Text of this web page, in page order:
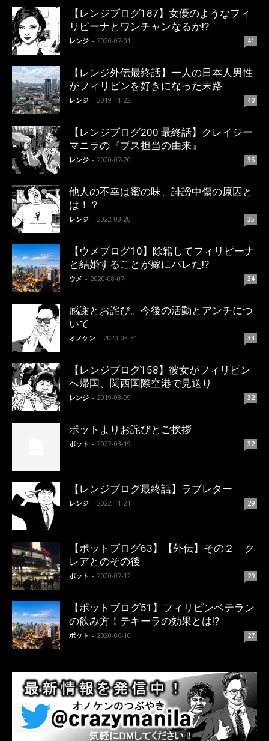
【レンジブログ187】女優のようなフィ
リピーナとワンチャンなるか!?
レンジ - 2020-07-01 41
【レンジ外伝最終話】一人の日本人男性
がフィリピンを好きになった末路
レンジ - 2019-11-22 40
【レンジブログ200 最終話】クレイジー
マニラの『ブス担当の由来』
レンジ - 2020-07-20 36
他人の不幸は蜜の味、誹謗中傷の原因と
は！？
レンジ - 2022-03-20 35
【ウメブログ10】除籍してフィリピーナ
と結婚することが嫁にバレた!?
ウメ - 2020-08-07 34
感謝とお詫び。今後の活動とアンチにつ
いて
オノケン - 2020-03-31 34
【レンジブログ158】彼女がフィリピン
へ帰国、関西国際空港で見送り
レンジ - 2019-08-09 32
ポットよりお詫びとご挨拶
ポット - 2022-03-19 32
【レンジブログ最終話】ラブレター
レンジ - 2022-11-21 29
【ポットブログ63】【外伝】その２ ク
レアとのその後
ポット - 2020-07-12 29
【ポットブログ51】フィリピンベテラン
の飲み方！テキーラの効果とは!?
ポット - 2020-06-10 27